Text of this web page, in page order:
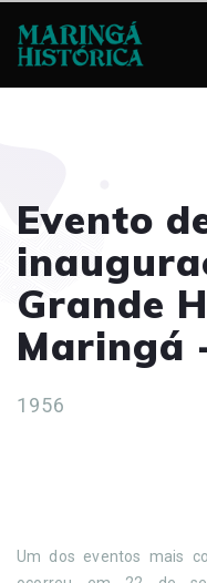
Evento
Grande
Maringá
1956
Um dos eventos mais